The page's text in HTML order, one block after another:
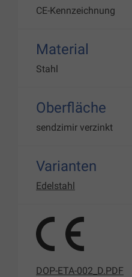
CE-Kennzeichnung
Material
Stahl
Oberfläche
sendzimir verzinkt
Varianten
Edelstahl
DOP-ETA-002_D.PDF